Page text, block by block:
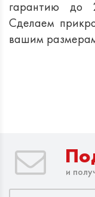
гарантию до
Сделаем
вашим
и